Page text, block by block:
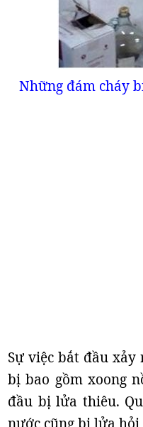
Những đám cháy
Sự việc bắt đầu xảy
bị bao gồm xoong
đầu bị lửa thiêu.